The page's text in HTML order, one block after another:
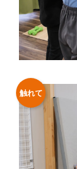
触れて